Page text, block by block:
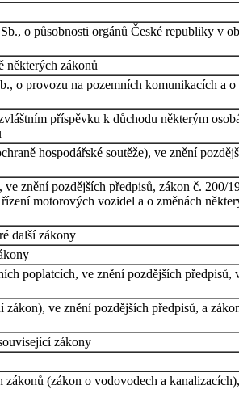
o působnosti orgánů České republiky v
některých zákonů
o provozu na pozemních komunikacích a o
příspěvku k důchodu některým
hospodářské soutěže), ve znění
znění pozdějších předpisů, zákon č. 200/
motorových vozidel a o změnách
další zákony
poplatcích, ve znění pozdějších předpisů,
ve znění pozdějších předpisů, a
zákony
(zákon o vodovodech a